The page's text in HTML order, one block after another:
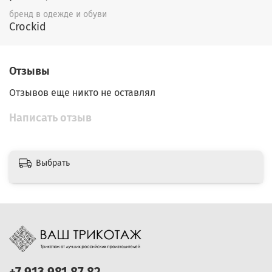
бренд в одежде и обуви
Crockid
Отзывы
Отзывов еще никто не оставлял
Написать отзыв
Выбрать